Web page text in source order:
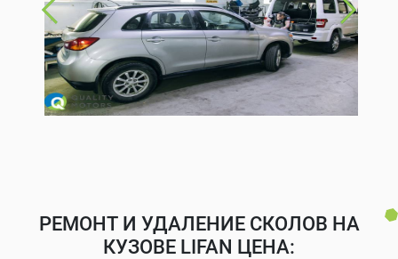
РЕМОНТ И УДАЛЕНИЕ СКОЛОВ НА
КУЗОВЕ LIFAN ЦЕНА: